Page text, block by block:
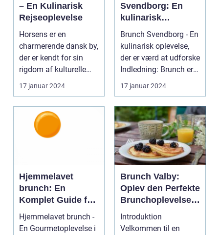
– En Kulinarisk
Rejseoplevelse
Horsens er en
charmerende dansk by,
der er kendt for sin
rigdom af kulturelle
tilbud og naturskønne
17 januar 2024
Svendborg: En
kulinarisk
oplevelse for
eventyrrejsende
og backpackere
Brunch Svendborg - En
kulinarisk oplevelse,
der er værd at udforske
Indledning: Brunch er
en populæ...
17 januar 2024
Hjemmelavet
brunch: En
Komplet Guide for
Eventyrrejsende
og Backpackere
Hjemmelavet brunch -
En Gourmetoplevelse i
Brunch Valby:
Oplev den Perfekte
Brunchoplevelse i
Vesterbro
Introduktion
Velkommen til en